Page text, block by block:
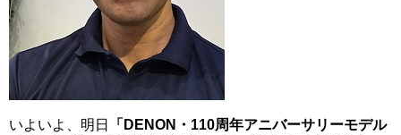
いよいよ、明日 「 DENON・110周年アニバーサリーモデル